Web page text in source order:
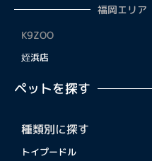
福岡エリア
K9ZOO
姪浜店
ペットを探す
種類別に探す
トイプードル